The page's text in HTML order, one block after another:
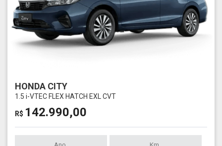
HONDA CITY
1.5 i-VTEC FLEX HATCH EXL CVT
R$ 142.990,00
Ano Km